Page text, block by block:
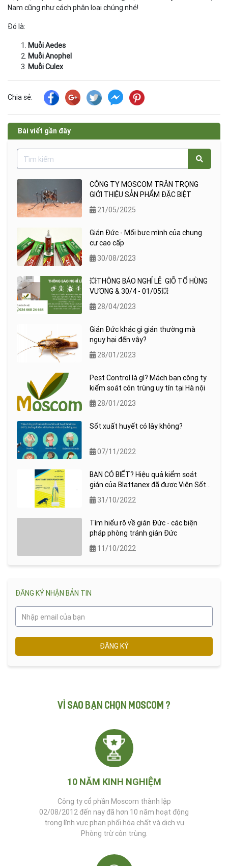
Nam cũng như cách phân loại chúng nhé!
Đó là:
Muỗi Aedes
Muỗi Anophel
Muỗi Culex
Chia sẻ:
Bài viết gần đây
CÔNG TY MOSCOM TRÂN TRỌNG
GIỚI THIỆU SẢN PHẨM ĐẶC BIỆT
21/05/2025
Gián Đức - Mối bực mình của chung
cư cao cấp
30/08/2023
💥THÔNG BÁO NGHỈ LỄ GIỖ TỔ HÙNG
VƯƠNG & 30/4 - 01/05💥
28/04/2023
Gián Đức khác gì gián thường mà
nguy hại đến vậy?
28/01/2023
Pest Control là gì? Mách bạn công ty
kiểm soát côn trùng uy tín tại Hà nội
28/01/2023
Sốt xuất huyết có lây không?
07/11/2022
BẠN CÓ BIẾT? Hiệu quả kiểm soát
gián của Blattanex đã được Viện Sốt
rét ký sinh trùng quốc gia (NIMPE)
kiểm chứng !
31/10/2022
Tìm hiểu rõ về gián Đức - các biện
pháp phòng tránh gián Đức
11/10/2022
ĐĂNG KÝ NHẬN BẢN TIN
ĐĂNG KÝ
VÌ SAO BẠN CHỌN MOSCOM ?
10 NĂM KINH NGHIỆM
Công ty cổ phần Moscom thành lập
02/08/2012 đến nay đã hơn 10 năm hoạt động
trong lĩnh vực phan phối hóa chất và dịch vụ
Phòng trừ côn trùng.